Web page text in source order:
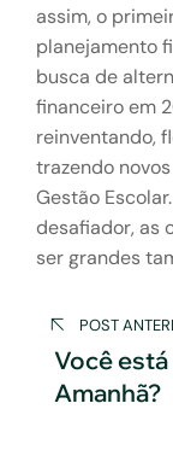
assim, o
planejamento
busca de
financeiro em
reinventando,
trazendo
Gestão
desafiador, as
ser grandes
de
Post
POST
Você
Amanhã?